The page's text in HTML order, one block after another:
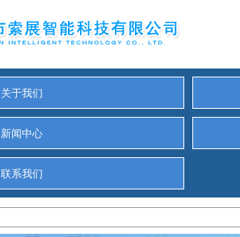
关于我们
新闻中心
联系我们